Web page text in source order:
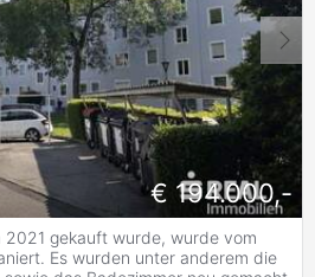
€ 194.000,-
2021 gekauft wurde, wurde vom
Es wurden unter anderem die